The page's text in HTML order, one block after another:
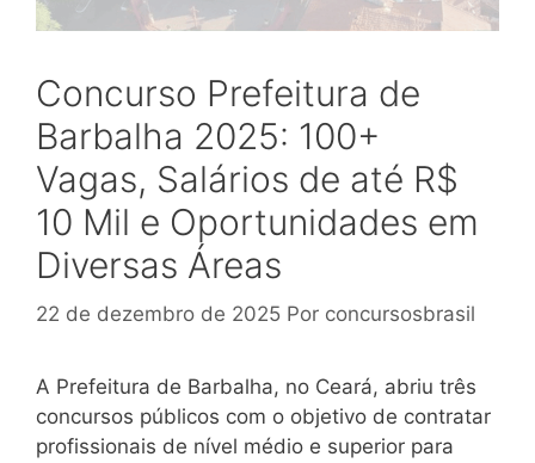
Concurso Prefeitura de
Barbalha 2025: 100+
Vagas, Salários de até R$
10 Mil e Oportunidades em
Diversas Áreas
22 de dezembro de 2025 Por concursosbrasil
A Prefeitura de Barbalha, no Ceará, abriu três
concursos públicos com o objetivo de contratar
profissionais de nível médio e superior para